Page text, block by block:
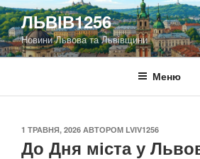
Перейти
до
вмісту
ЛЬВІВ1256
Новини Львова та Львівщини
Меню
ОПУБЛІКОВАНО
1 ТРАВНЯ, 2026 АВТОРОМ LVIV1256
До Дня міста у